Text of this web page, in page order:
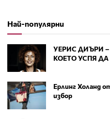
Най-популярни
УЕРИС ДИЪРИ
КОЕТО УСПЯ
Ерлинг Холанд
избор